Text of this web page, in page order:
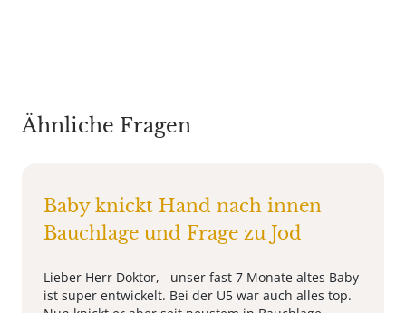
Ähnliche Fragen
Baby knickt Hand nach innen
Bauchlage und Frage zu Jod
Lieber Herr Doktor, unser fast 7 Monate altes Baby
ist super entwickelt. Bei der U5 war auch alles top.